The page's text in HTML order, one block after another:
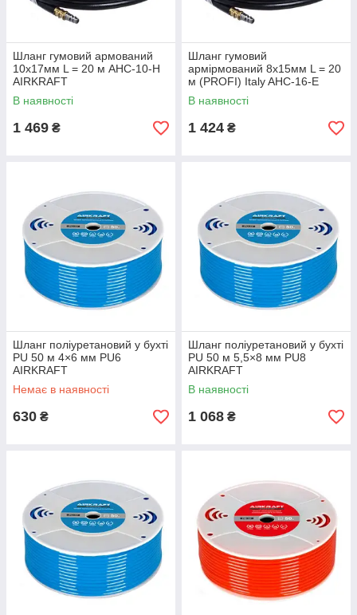
Шланг гумовий армований
10x17мм L = 20 м AHC-10-H
AIRKRAFT
В наявності
1 469 ₴
Шланг гумовий
армірмований 8x15мм L = 20
м (PROFI) Italy AHC-16-E
AIRKRAFT
В наявності
1 424 ₴
Шланг поліуретановий у бухті
PU 50 м 4×6 мм PU6
AIRKRAFT
Немає в наявності
630 ₴
Шланг поліуретановий у бухті
PU 50 м 5,5×8 мм PU8
AIRKRAFT
В наявності
1 068 ₴